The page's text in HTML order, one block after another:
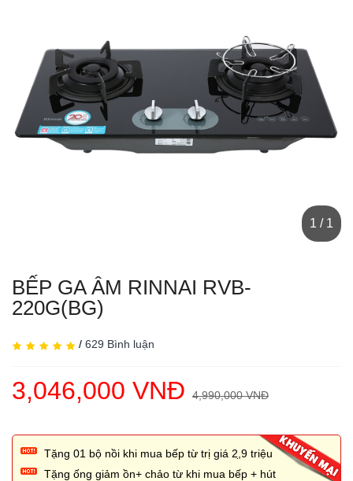
1 / 1
BẾP GA ÂM RINNAI RVB-
220G(BG)
/ 629 Bình luận
3,046,000 VNĐ 4,990,000 VNĐ
Tặng 01 bộ nồi khi mua bếp từ trị giá 2,̣9 triệu
Tặng ống giảm ồn+ chảo từ khi mua bếp + hút